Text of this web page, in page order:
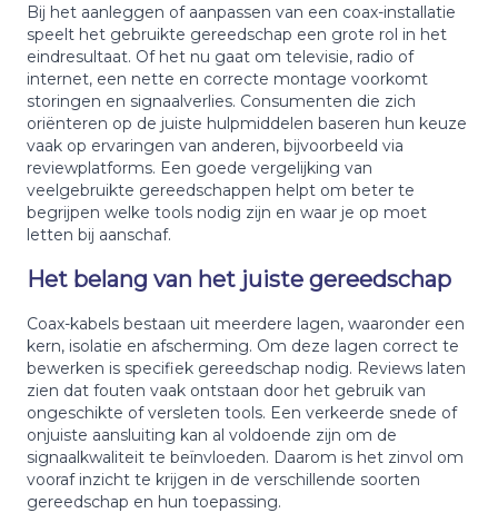
Bij het aanleggen of aanpassen van een coax-installatie
speelt het gebruikte gereedschap een grote rol in het
eindresultaat. Of het nu gaat om televisie, radio of
internet, een nette en correcte montage voorkomt
storingen en signaalverlies. Consumenten die zich
oriënteren op de juiste hulpmiddelen baseren hun keuze
vaak op ervaringen van anderen, bijvoorbeeld via
reviewplatforms. Een goede vergelijking van
veelgebruikte gereedschappen helpt om beter te
begrijpen welke tools nodig zijn en waar je op moet
letten bij aanschaf.
Het belang van het juiste gereedschap
Coax-kabels bestaan uit meerdere lagen, waaronder een
kern, isolatie en afscherming. Om deze lagen correct te
bewerken is specifiek gereedschap nodig. Reviews laten
zien dat fouten vaak ontstaan door het gebruik van
ongeschikte of versleten tools. Een verkeerde snede of
onjuiste aansluiting kan al voldoende zijn om de
signaalkwaliteit te beïnvloeden. Daarom is het zinvol om
vooraf inzicht te krijgen in de verschillende soorten
gereedschap en hun toepassing.